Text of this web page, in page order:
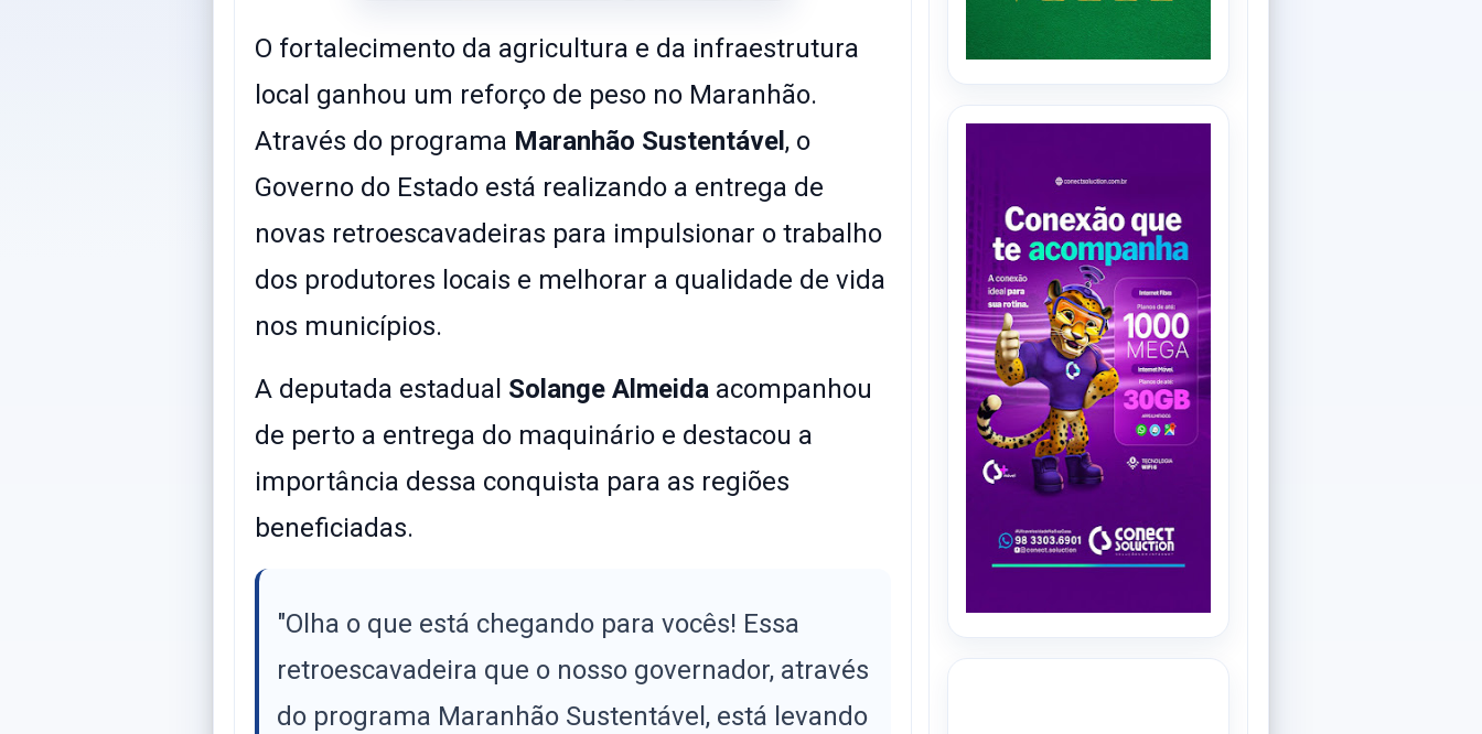
O fortalecimento da agricultura e da infraestrutura
local ganhou um reforço de peso no Maranhão.
Através do programa Maranhão Sustentável, o
Governo do Estado está realizando a entrega de
novas retroescavadeiras para impulsionar o trabalho
dos produtores locais e melhorar a qualidade de vida
nos municípios.
​A deputada estadual Solange Almeida acompanhou
de perto a entrega do maquinário e destacou a
importância dessa conquista para as regiões
beneficiadas.
​"Olha o que está chegando para vocês! Essa
retroescavadeira que o nosso governador, através
do programa Maranhão Sustentável, está levando